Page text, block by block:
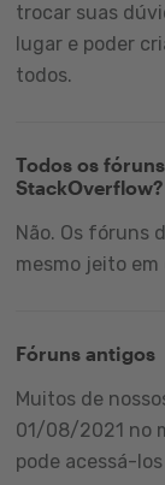
trocar suas
lugar e poder
todos.
Todos os
StackOverflow?
Não. Os fóruns
mesmo jeito
Fóruns antigos
Muitos de
01/08/2021 no
pode acessá-